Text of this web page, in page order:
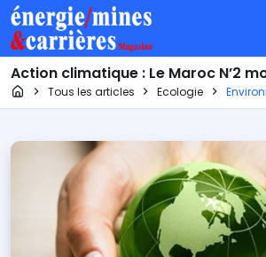
Action climatique : Le Maroc N’2
Page d'accueil
Tous les articles Ecologie